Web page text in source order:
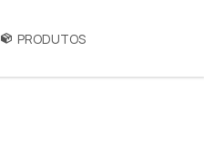
PRODUTOS